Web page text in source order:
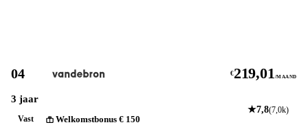
04
3 jaar
Vast Welkomstbonus € 150
★7,8(7,0k)
€219,01/MAAND